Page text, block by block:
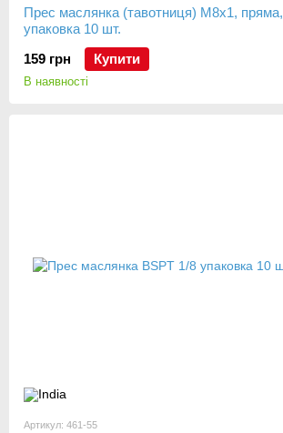
Прес маслянка (тавотниця) М8х1, пряма,
упаковка 10 шт.
159 грн
Купити
В наявності
Артикул: 461-55